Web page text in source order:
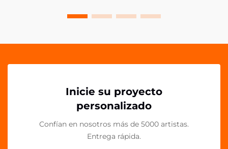
Inicie su proyecto
personalizado
Confían en nosotros más de 5000 artistas.
Entrega rápida.